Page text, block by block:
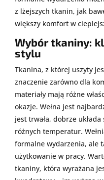
z lżejszych tkanin, jak
większy komfort w
Wybór tkaniny:
stylu
Tkanina, z której uszyty
znaczenie zarówno dla
materiały mają różne
okazje. Wełna jest
jest trwała, dobrze
różnych temperatur.
formalne wydarzenia, ale
użytkowanie w pracy.
tkaniny, która wyrażana